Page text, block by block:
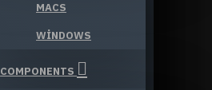
MACS
WINDOWS
COMPONENTS